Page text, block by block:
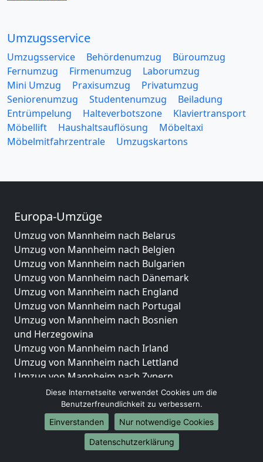
Umzugsservice
Umzugsservice Behördenumzug
Büroumzug
Fernumzug
Firmenumzug
Laborumzug
Mini Umzug
Praxisumzug
Privatumzug
Seniorenumzug
Studentenumzug
Beiladung
Entrümpelung
Halteverbotszone
Klaviertransport
Möbellift
Haushaltsauflösung
Möbeltaxi
Möbelmitfahrzentrale
Umzugskartons
Europa-Umzüge
Umzug von Mannheim nach Belarus
Umzug von Mannheim nach Belgien
Umzug von Mannheim nach Bulgarien
Umzug von Mannheim nach Dänemark
Umzug von Mannheim nach England
Umzug von Mannheim nach Portugal
Umzug von Mannheim nach Bosnien
und Herzegowina
Umzug von Mannheim nach Irland
Umzug von Mannheim nach Lettland
Umzug von Mannheim nach Zypern
Umzug von Mannheim nach Kroatien
Umzug von Mannheim nach Estland
Umzug von Mannheim nach Finnland
Umzug von Mannheim nach Frankreich
Umzug von Mannheim nach Griechenland
Diese Internetseite verwendet Cookies um die
Benutzerfreundlichkeit zu verbessern.
Einverstanden
Nur notwendige Cookies
Datenschutzerklärung